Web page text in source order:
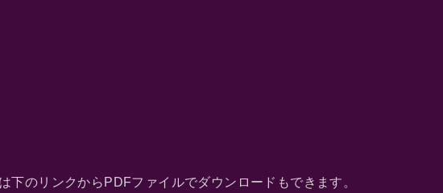
下のリンクからPDFファイルでダウンロードもできます。